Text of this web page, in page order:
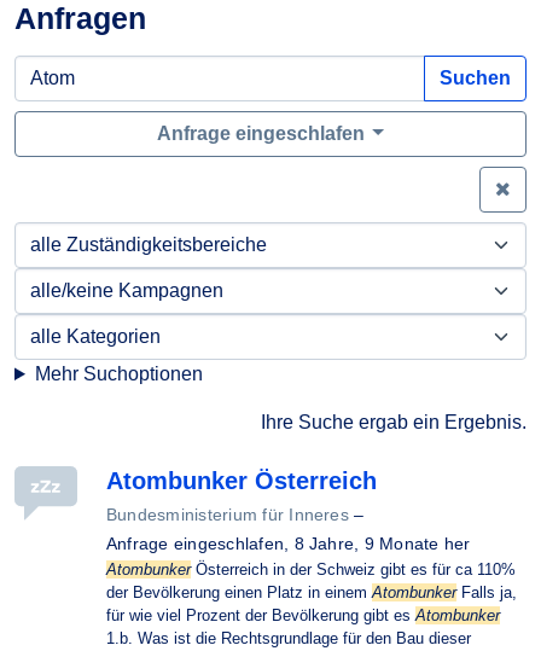
Anfragen
Suchen
Anfrage eingeschlafen
Mehr Suchoptionen
Ihre Suche ergab ein Ergebnis.
Atombunker Österreich
Bundesministerium für Inneres–
Anfrage eingeschlafen, 8 Jahre, 9 Monate her
AtombunkerÖsterreich in der Schweiz gibt es für ca 110%
der Bevölkerung einen Platz in einemAtombunkerFalls ja,
für wie viel Prozent der Bevölkerung gibt esAtombunker
1.b. Was ist die Rechtsgrundlage für den Bau dieser